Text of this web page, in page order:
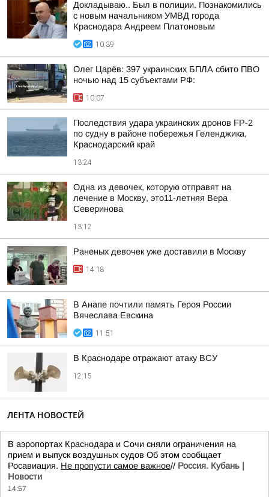
Докладываю.. Был в полиции. Познакомились
с новым начальником УМВД города
Краснодара Андреем Платоновым
10:39
Олег Царёв: 397 украинских БПЛА сбито ПВО
ночью над 15 субъектами РФ:
10:07
Последствия удара украинских дронов FP-2
по судну в районе побережья Геленджика,
Краснодарский край
13:24
Одна из девочек, которую отправят на
лечение в Москву, это11-летняя Вера
Северинова
13:12
Раненых девочек уже доставили в Москву
14:18
В Анапе почтили память Героя России
Вячеслава Евскина
11:51
В Краснодаре отражают атаку ВСУ
12:15
ЛЕНТА НОВОСТЕЙ
В аэропортах Краснодара и Сочи сняли ограничения на
прием и выпуск воздушных судов Об этом сообщает
Росавиация. Не пропусти самое важное// Россия. Кубань |
Новости
14:57